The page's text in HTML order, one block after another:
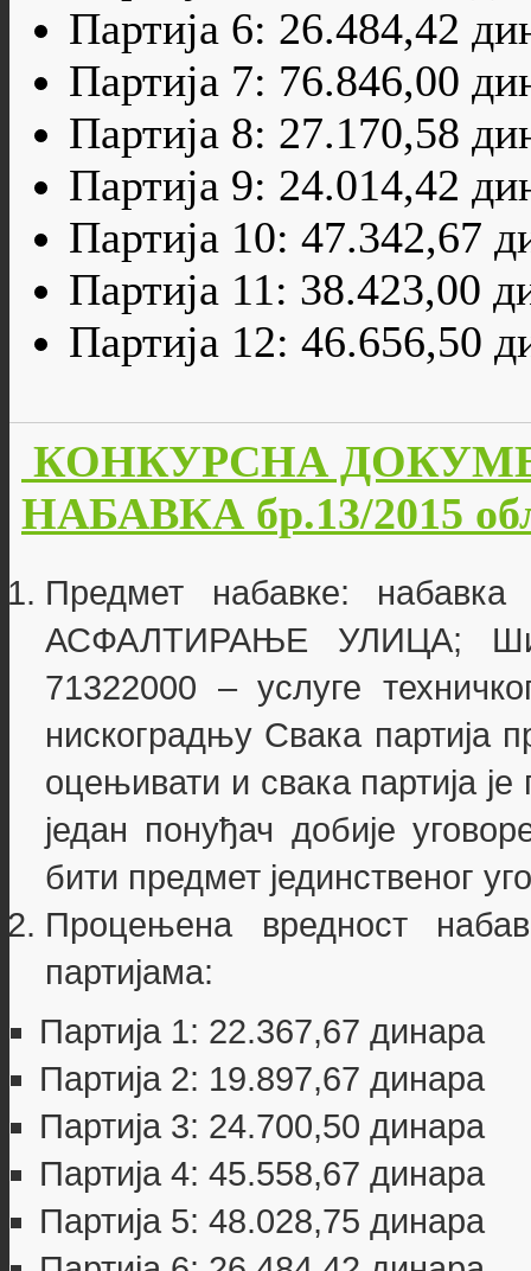
Партија 6: 26.484,42
Партија 7: 76.846,00
Партија 8: 27.170,58
Партија 9: 24.014,42
Партија 10: 47.342,67
Партија 11: 38.423,00
Партија 12: 46.656,50
КОНКУРСНА
НАБАВКА бр.13/2015
Предмет набавке:
АСФАЛТИРАЊЕ УЛИЦА;
71322000 – услуге
нискоградњу Свака партија
оцењивати и свака партија
један понуђач добије
бити предмет јединственог
Процењена вредност
партијама:
Партија 1: 22.367,67 динара
Партија 2: 19.897,67 динара
Партија 3: 24.700,50 динара
Партија 4: 45.558,67 динара
Партија 5: 48.028,75 динара